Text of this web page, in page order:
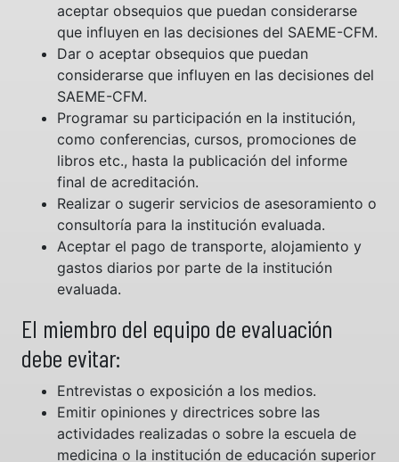
aceptar obsequios que puedan considerarse
que influyen en las decisiones del SAEME-CFM.
Dar o aceptar obsequios que puedan
considerarse que influyen en las decisiones del
SAEME-CFM.
Programar su participación en la institución,
como conferencias, cursos, promociones de
libros etc., hasta la publicación del informe
final de acreditación.
Realizar o sugerir servicios de asesoramiento o
consultoría para la institución evaluada.
Aceptar el pago de transporte, alojamiento y
gastos diarios por parte de la institución
evaluada.
El miembro del equipo de evaluación
debe evitar:
Entrevistas o exposición a los medios.
Emitir opiniones y directrices sobre las
actividades realizadas o sobre la escuela de
medicina o la institución de educación superior